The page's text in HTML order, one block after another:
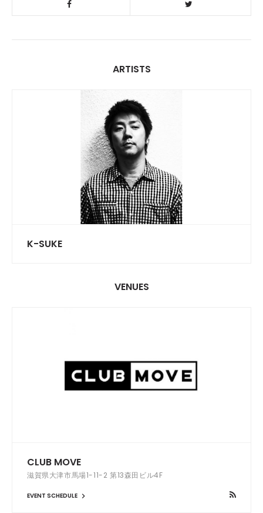
ARTISTS
K-SUKE
VENUES
CLUB MOVE
滋賀県大津市馬場1-11-2 第13森田ビル4F
EVENT SCHEDULE